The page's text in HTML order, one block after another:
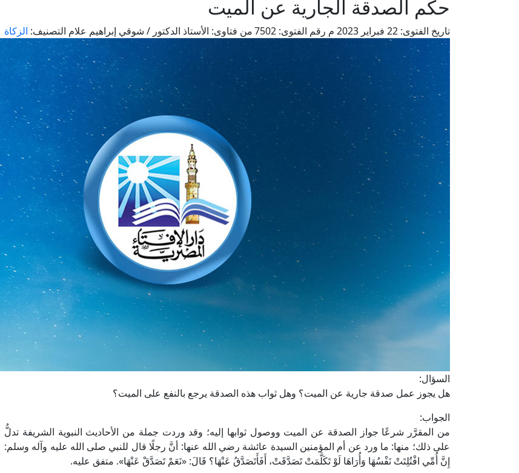
حكم الصدقة الجارية عن الميت
تاريخ الفتوى: رقم الفتوى: من فتاوى: الأستاذ الدكتور / شوقي إبراهيم علام التصنيف: الزكاة
السؤال:
هل يجوز عمل صدقة جارية عن الميت؟ وهل ثواب هذه الصدقة يرجع بالنفع على الميت؟
الجواب:
من المقرَّر شرعًا جواز الصدقة عن الميت ووصول ثوابها إليه؛ وقد وردت جملة من الأحاديث النبوية الشريفة تدلُّ
على ذلك؛ منها: ما ورد عن أم المؤمنين السيدة عائشة رضي الله عنها: أنَّ رجلًا قال للنبي صلى الله عليه وآله وسلم:
إِنَّ أُمِّي افْتُلِتَتْ نَفْسُهَا وَأُرَاهَا لَوْ تَكَلَّمَتْ تَصَدَّقَتْ، أَفَأَتَصَدَّقُ عَنْهَا؟ قَالَ: «نَعَمْ تَصَدَّقْ عَنْهَا». متفق عليه.